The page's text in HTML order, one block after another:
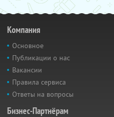
Компания
Основное
Публикации о нас
Вакансии
Правила сервиса
Ответы на вопросы
Бизнес-Партнёрам